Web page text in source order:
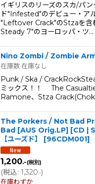
イギリスのリーズのスカ/パン
ド"Infested"のデビュー・ア
"Leftover Crack"のStzaを含
Steady 7"のヨーロッパ・ツ…
Nino Zombi / Zombie
在庫数 在庫なし
Punk / Ska /
ミックス！！ The
Ramone、Stza
The Porkers / Not Bad
Bad [AUS Orig.LP] [CD |
【ユーズド】
[96CDM001]
1,200.-(税別)
(税込: 1,320.-)
在庫わずか